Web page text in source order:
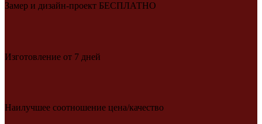
Замер и дизайн-проект БЕСПЛАТНО
Изготовление от 7 дней
Наилучшее соотношение цена/качество